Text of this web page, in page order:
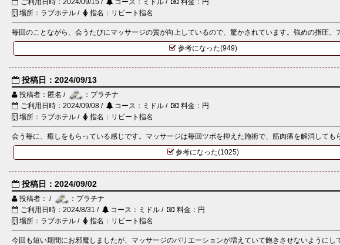
ご利用日時：2024/09/15 /
コース：ミドル /
料金：円
場所：ラブホテル /
指名：リピート指名
毎回のことながら、会うたびにマッサージの質が向上しているので、驚かされています。強めの指圧、
参考になった(949)
投稿日：2024/09/13
投稿者：匿名 /
：プラチナ
ご利用日時：2024/09/08 /
コース：ミドル /
料金：円
場所：ラブホテル /
指名：リピート指名
会う毎に、癒しをもらっている感じです。マッサージは毎回ツボを抑えた施術で、筋肉痛を解消しても
参考になった(1025)
投稿日：2024/09/02
投稿者： /
：プラチナ
ご利用日時：2024/8/31 /
コース：ミドル /
料金：円
場所：ラブホテル /
指名：リピート指名
今回も短い期間にお邪魔しましたが、マッサージのバリエーションが増えていて飽きさせないようにし